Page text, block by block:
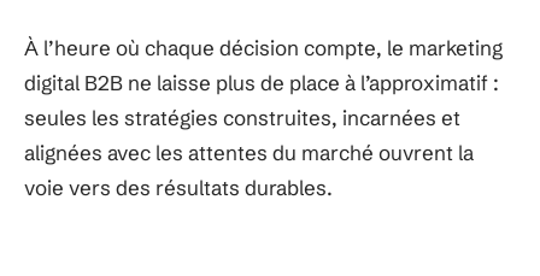
À l’heure où chaque décision compte, le marketing
digital B2B ne laisse plus de place à l’approximatif :
seules les stratégies construites, incarnées et
alignées avec les attentes du marché ouvrent la
voie vers des résultats durables.